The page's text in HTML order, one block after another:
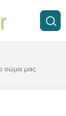
σώμα μας